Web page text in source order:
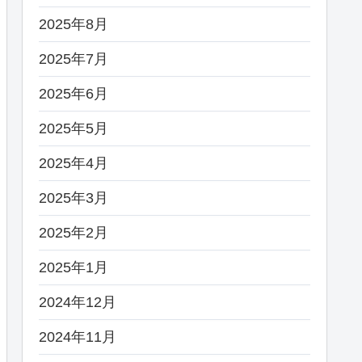
2025年8月
2025年7月
2025年6月
2025年5月
2025年4月
2025年3月
2025年2月
2025年1月
2024年12月
2024年11月